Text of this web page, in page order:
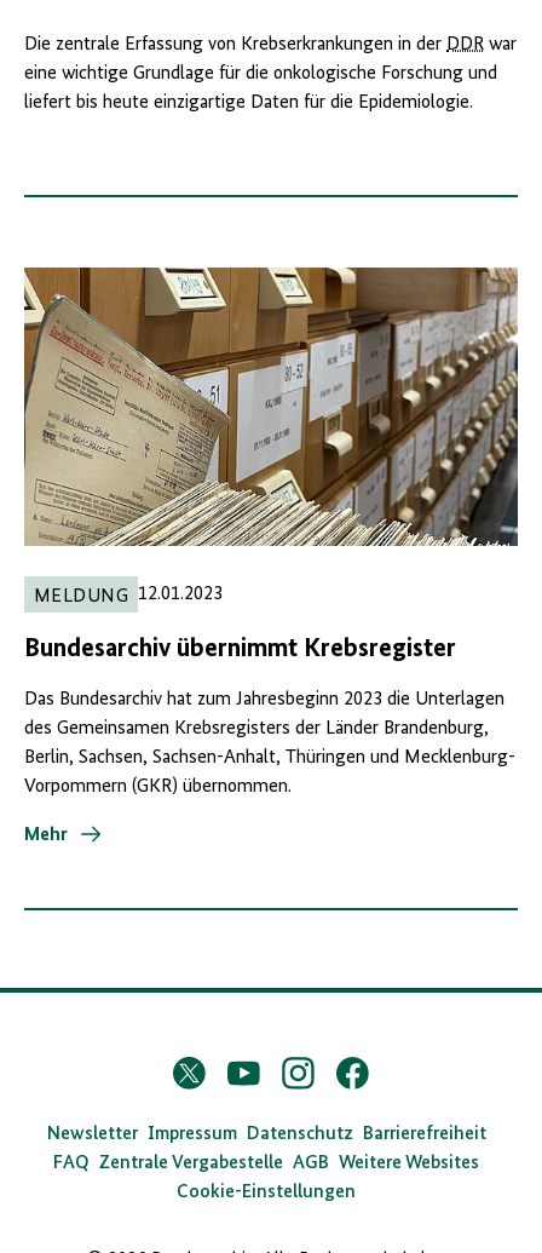
Die zentrale Erfassung von Krebserkrankungen in der DDR war
eine wichtige Grundlage für die onkologische Forschung und
liefert bis heute einzigartige Daten für die Epidemiologie.
MELDUNG 12.01.2023
Bundesarchiv übernimmt Krebsregister
Das Bundesarchiv hat zum Jahresbeginn 2023 die Unterlagen
des Gemeinsamen Krebsregisters der Länder Brandenburg,
Berlin, Sachsen, Sachsen-Anhalt, Thüringen und Mecklenburg-
Vorpommern (GKR) übernommen.
Mehr
D
s
B
Twitter
X
YouTubeInstagramFacebook
Newsletter Impressum Datenschutz
Barrierefreiheit
FAQ Zentrale Vergabestelle AGB Weitere Websites
Cookie-Einstellungen